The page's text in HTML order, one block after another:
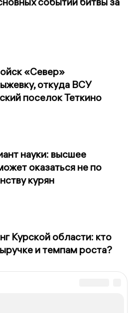
«Север»
откуда ВСУ
поселок Теткино
науки: высшее
оказаться не по
курян
Курской области: кто
и темпам роста?